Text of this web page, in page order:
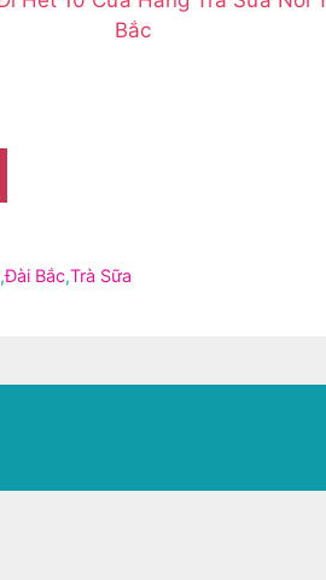
,Đài Bắc,Trà Sữa